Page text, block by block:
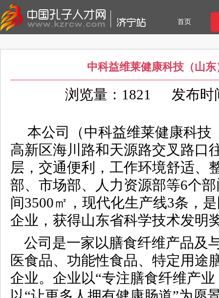
首页
中科益维莱健康科技（山
浏览量：1821 发布时
本公司（中科益维莱健康科技
高新区海川路和天源路交叉路口
层，交通便利，工作环境舒适、
部、市场部、人力资源部等6个
间3500㎡，现代化生产线3条，
企业，获得山东省科学技术发明
公司是一家以膳食纤维产品及
医食品、功能性食品、特定用途
企业。企业以“专注膳食纤维产